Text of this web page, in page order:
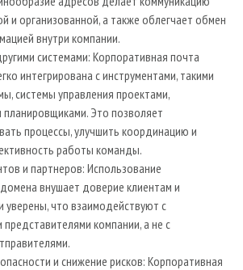
и организованной, а также облегчает обмен
внутри компании.
системами: Корпоративная почта
интегрирована с инструментами, такими
системы управления проектами,
планировщиками. Это позволяет
процессы, улучшить координацию и
работы команды.
и партнеров: Использование
внушает доверие клиентам и
уверены, что взаимодействуют с
компании, а не с
и снижение рисков: Корпоративная